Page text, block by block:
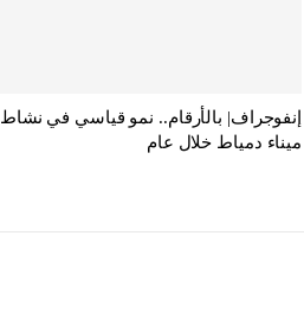
إنفوجراف| بالأرقام.. نمو قياسي في نشاط
ميناء دمياط خلال عام